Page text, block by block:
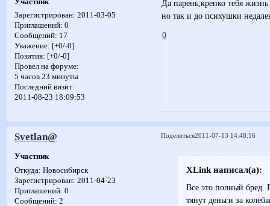
Участник
Зарегистрирован: 2011-03-05
Приглашений: 0
Сообщений: 17
Уважение: [+0/-0]
Позитив: [+0/-0]
Провел на форуме:
5 часов 23 минуты
Последний визит:
2011-08-23 18:09:53
Да парень,крепко тебя жизнь
но так и до психушки
0
Поделиться2011-07-13 14:48:16
Svetlan@
Участник
Откуда: Новосибирск
Зарегистрирован: 2011-04-23
Приглашений: 0
Сообщений: 2
XLink написал(а):
Все это полный бред.
тянут деньги за